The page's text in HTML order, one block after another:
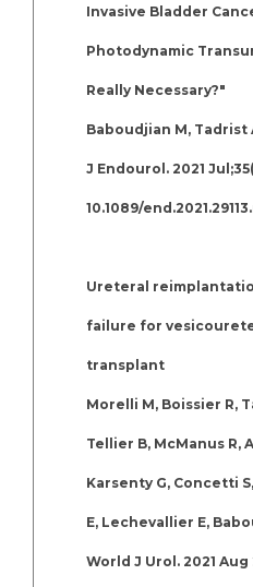
Invasive Bladder
Photodynamic
Really Necessary?"
Baboudjian M, Tadrist
J Endourol. 2021
10.1089/
Ureteral
failure for
transplant
Morelli M, Boissier R,
Tellier B, McManus R,
Karsenty G, Concetti
E, Lechevallier E,
World J Urol. 2021 Aug